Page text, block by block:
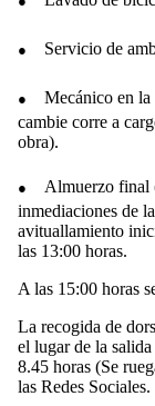
● Servicio de
●
Mecánico en
cambie corre a
obra).
●
Almuerzo final
inmediaciones de
avituallamiento
las 13:00 horas.
A las 15:00 horas
La recogida de
el lugar de la
8.45 horas (Se
las Redes Sociales.